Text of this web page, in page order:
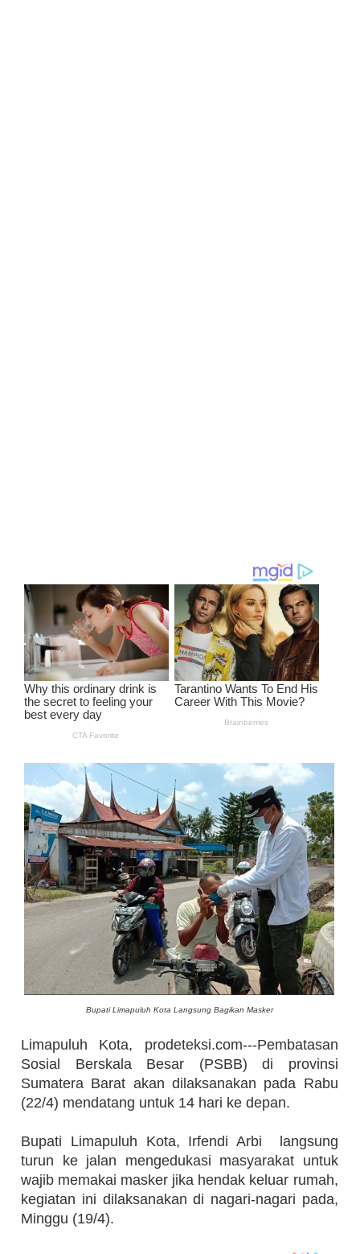
Bupati Limapuluh Kota Langsung Bagikan Masker
Limapuluh Kota, prodeteksi.com---Pembatasan
Sosial Berskala Besar (PSBB) di provinsi
Sumatera Barat akan dilaksanakan pada Rabu
(22/4) mendatang untuk 14 hari ke depan.
Bupati Limapuluh Kota, Irfendi Arbi langsung
turun ke jalan mengedukasi masyarakat untuk
wajib memakai masker jika hendak keluar rumah,
kegiatan ini dilaksanakan di nagari-nagari pada,
Minggu (19/4).